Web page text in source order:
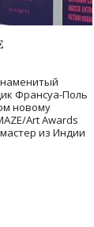
Франсуа-Поль
новому
Art Awards
из Индии